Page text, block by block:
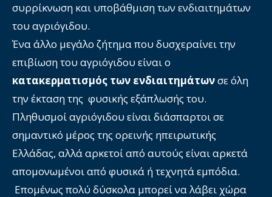
συρρίκνωση και υποβάθμιση των ενδιαιτημάτων
του αγριόγιδου.
Ένα άλλο μεγάλο ζήτημα που δυσχεραίνει την
επιβίωση του αγριόγιδου είναι ο
κατακερματισμός των ενδιαιτημάτωνσε όλη
την έκταση της φυσικής εξάπλωσής του.
Πληθυσμοί αγριόγιδου είναι διάσπαρτοι σε
σημαντικό μέρος της ορεινής ηπειρωτικής
Ελλάδας, αλλά αρκετοί από αυτούς είναι αρκετά
απομονωμένοι από φυσικά ή τεχνητά εμπόδια.
Επομένως πολύ δύσκολα μπορεί να λάβει χώρα